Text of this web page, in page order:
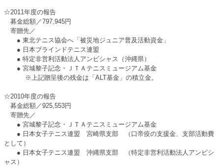
☆2011年度の報告
募金総額／797,945円
寄贈先／
● 東北テニス協会へ「被災地ジュニア普及活動資金」
● 日本ブラインドテニス連盟
● 特定非営利活動法人アンビシャス（沖縄県）
● 宮城黎子記念・ＪＴＡテニスミュージアム基金
※上記贈呈後の残金は「ALT基金」の積立金。
☆2010年度の報告
募金総額／925,553円
寄贈先／
● 宮城黎子記念・ＪＴＡテニスミュージアム基金
● 日本女子テニス連盟 宮崎県支部 （口帝疫の支援金、支部活動費
として）
● 日本女子テニス連盟 沖縄県支部 （特定非営利活動法人アンビシ
ャス）